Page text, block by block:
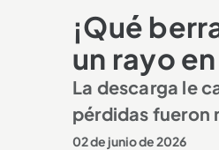
¡Qué
un rayo
La descarga le
pérdidas fueron
02 de junio de 2026